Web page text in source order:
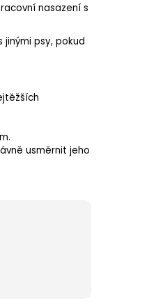
nasazení s
psy, pokud
usměrnit jeho